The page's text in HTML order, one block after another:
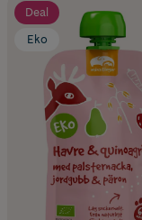
Deal
Eko